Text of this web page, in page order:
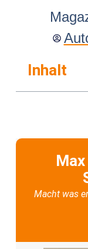
Inhalt
Macht was